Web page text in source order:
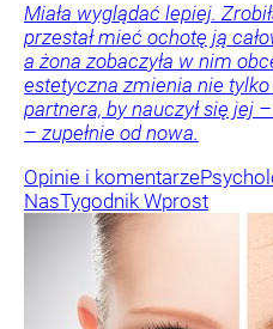
Miała wyglądać lepiej.
przestał mieć ochotę ją
a żona zobaczyła w nim
estetyczna zmienia nie
partnera, by nauczył się jej
– zupełnie od nowa.
Opinie i komentarze
NasTygodnik Wprost